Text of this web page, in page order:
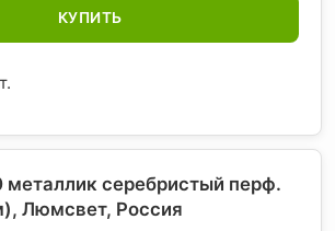
КУПИТЬ
металлик серебристый перф.
Люмсвет, Россия